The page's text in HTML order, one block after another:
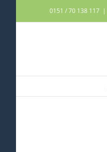
Inhalt
0151 / 70 138 117 |